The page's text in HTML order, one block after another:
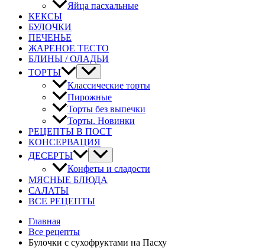
Яйца пасхальные
КЕКСЫ
БУЛОЧКИ
ПЕЧЕНЬЕ
ЖАРЕНОЕ ТЕСТО
БЛИНЫ / ОЛАДЬИ
ТОРТЫ
Классические торты
Пирожные
Торты без выпечки
Торты. Новинки
РЕЦЕПТЫ В ПОСТ
КОНСЕРВАЦИЯ
ДЕСЕРТЫ
Конфеты и сладости
МЯСНЫЕ БЛЮДА
САЛАТЫ
ВСЕ РЕЦЕПТЫ
Главная
Все рецепты
Булочки с сухофруктами на Пасху